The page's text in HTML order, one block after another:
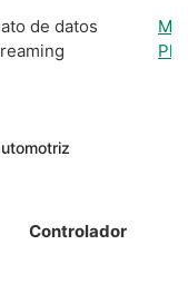
de datos
Controlador